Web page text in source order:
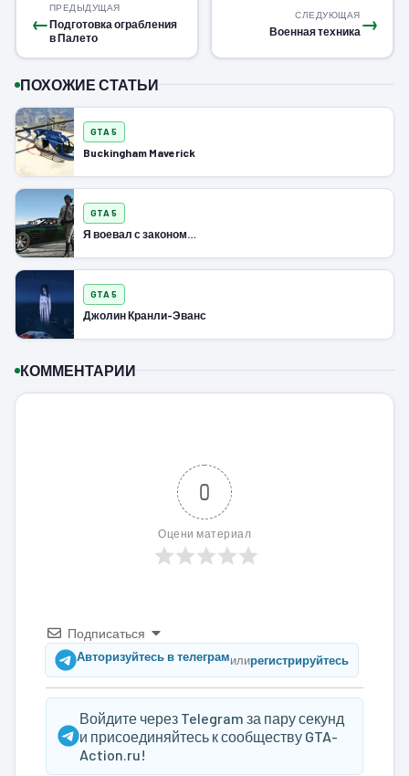
←
ПРЕДЫДУЩАЯ
Подготовка ограбления
в Палето
→
СЛЕДУЮЩАЯ
Военная техника
ПОХОЖИЕ СТАТЬИ
GTA 5
Buckingham Maverick
GTA 5
Я воевал с законом…
GTA 5
Джолин Кранли-Эванс
КОММЕНТАРИИ
0
Оцени материал
Подписаться
Авторизуйтесь в телеграмилирегистрируйтесь
Войдите через Telegram за пару секунд
и присоединяйтесь к сообществу GTA-
Action.ru!